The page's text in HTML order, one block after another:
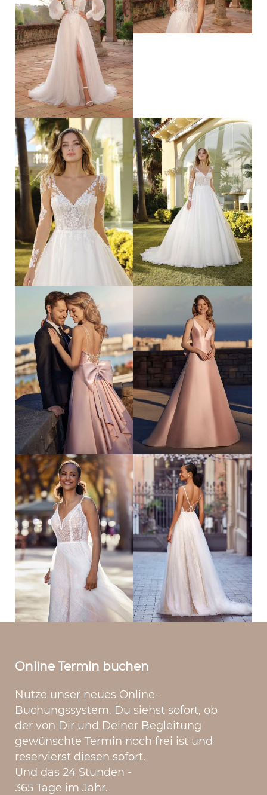
Online Termin buchen
Nutze unser neues Online-
Buchungssystem. Du siehst sofort, ob
der von Dir und Deiner Begleitung
gewünschte Termin noch frei ist und
reservierst diesen sofort.
Und das 24 Stunden -
365 Tage im Jahr.